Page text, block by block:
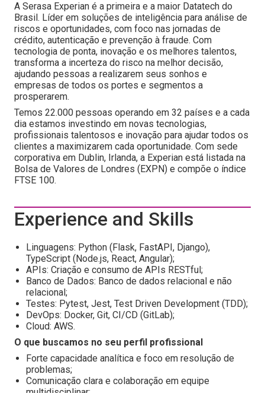
A Serasa Experian é a primeira e a maior Datatech do
Brasil. Líder em soluções de inteligência para análise de
riscos e oportunidades, com foco nas jornadas de
crédito, autenticação e prevenção à fraude. Com
tecnologia de ponta, inovação e os melhores talentos,
transforma a incerteza do risco na melhor decisão,
ajudando pessoas a realizarem seus sonhos e
empresas de todos os portes e segmentos a
prosperarem.
Temos 22.000 pessoas operando em 32 países e a cada
dia estamos investindo em novas tecnologias,
profissionais talentosos e inovação para ajudar todos os
clientes a maximizarem cada oportunidade. Com sede
corporativa em Dublin, Irlanda, a Experian está listada na
Bolsa de Valores de Londres (EXPN) e compõe o índice
FTSE 100.
Experience and Skills
Linguagens: Python (Flask, FastAPI, Django),
TypeScript (Node.js, React, Angular);
APIs: Criação e consumo de APIs RESTful;
Banco de Dados: Banco de dados relacional e não
relacional;
Testes: Pytest, Jest, Test Driven Development (TDD);
DevOps: Docker, Git, CI/CD (GitLab);
Cloud: AWS.
O que buscamos no seu perfil profissional
Forte capacidade analítica e foco em resolução de
problemas;
Comunicação clara e colaboração em equipe